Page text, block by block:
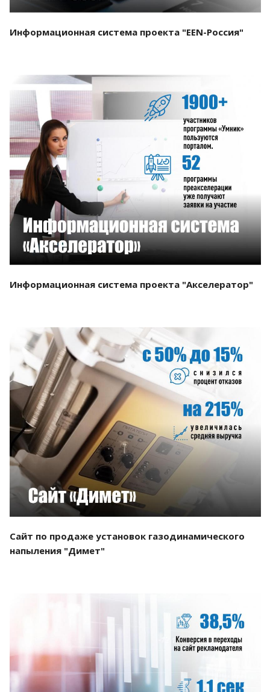
Информационная система проекта "EEN-Россия"
Смотреть проект
Информационная система проекта "Акселератор"
Смотреть проект
Сайт по продаже установок газодинамического
напыления "Димет"